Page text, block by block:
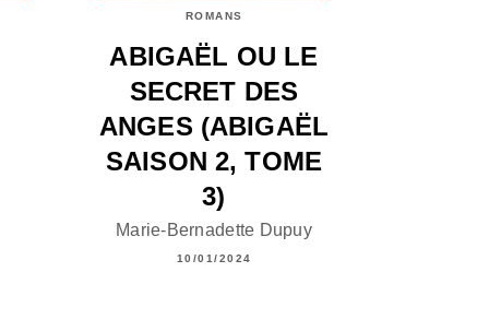
ROMANS
ABIGAËL OU LE
SECRET DES
ANGES (ABIGAËL
SAISON 2, TOME
3)
Marie-Bernadette Dupuy
10/01/2024